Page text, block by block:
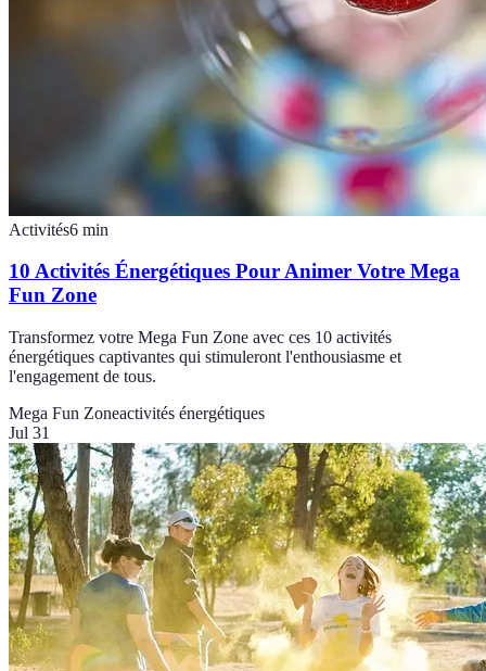
Activités6 min
10 Activités Énergétiques Pour Animer Votre Mega
Fun Zone
Transformez votre Mega Fun Zone avec ces 10 activités
énergétiques captivantes qui stimuleront l'enthousiasme et
l'engagement de tous.
Mega Fun Zoneactivités énergétiques
Jul 31